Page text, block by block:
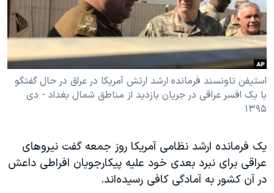
فرهنگ و زندگی
حقوق شهروندی
اقتصادی
علم و فناوری
اسرائیل در جنگ
آرشیو پخش زنده
مستندها
انتخابات ریاست جمهوری آمریکا ۲۰۲۴
حمله جمهوری اسلامی به اسرائیل
رمز مهسا
ورزش زنان در ایران
مجموعه مستندهای دادخواهی
تریبونال مردمی آبان ۹۸
دادگاه حمید نوری
دنبال کنید
زبانهای مختلف
استیفن تاونسند فرمانده ارشد ارتش آمریکا در عراق در حال گفتگو
با یک افسر عراقی در جریان بازدید از مناطق شمال بغداد - دی
۱۳۹۵
یک فرمانده ارشد نظامی آمریکا روز جمعه گفت نیروهای
عراقی برای نبرد بعدی خود علیه پیکارجویان افراطی داعش
در آن کشور به آمادگی کافی رسیده‌اند.